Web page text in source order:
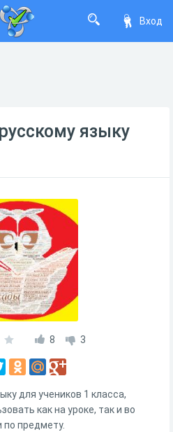
Вход
языку
8 3
для учеников 1 класса,
как на уроке, так и во
по предмету.